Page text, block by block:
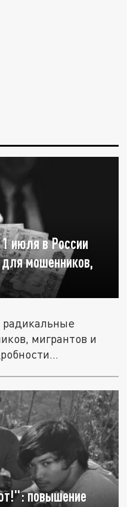
июля в России
мошенников,
мигрантов и
повышение